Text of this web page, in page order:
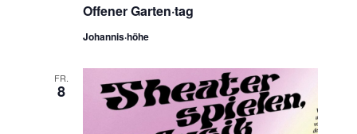
Offener Garten·tag
Johannis·höhe
FR.
8